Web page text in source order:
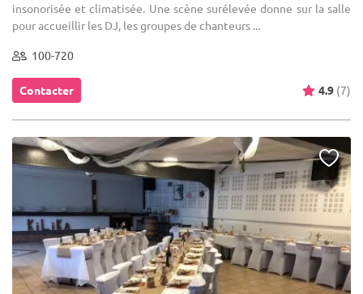
insonorisée et climatisée. Une scène surélevée donne sur la salle
pour accueillir les DJ, les groupes de chanteurs ...
100-720
Contacter 4.9 (7)